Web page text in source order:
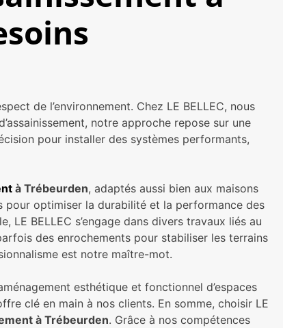
de l’environnement. Chez LE BELLEC, nous
notre approche repose sur une
pour installer des systèmes performants,
à Trébeurden, adaptés aussi bien aux maisons
pour optimiser la durabilité et la performance des
BELLEC s’engage dans divers travaux liés au
des enrochements pour stabiliser les terrains
est notre maître-mot.
esthétique et fonctionnel d’espaces
clé en main à nos clients. En somme, choisir LE
à Trébeurden. Grâce à nos compétences